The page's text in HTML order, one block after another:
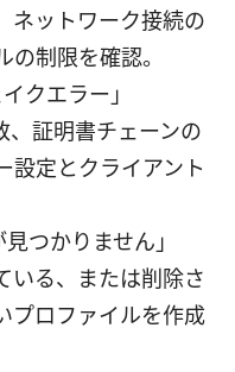
ネットワーク接続の
の制限を確認。
クエラー」
、証明書チェーンの
設定とクライアント
つかりません」
いる、または削除さ
プロファイルを作成